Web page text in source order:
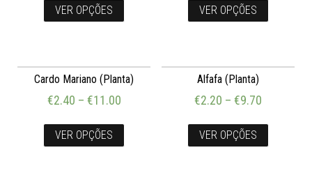
VER OPÇÕES VER OPÇÕES
Cardo Mariano (Planta)
€2.40 – €11.00
VER OPÇÕES
Alfafa (Planta)
€2.20 – €9.70
VER OPÇÕES